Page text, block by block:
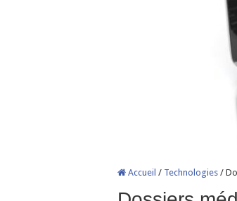
Accueil / Technologies /